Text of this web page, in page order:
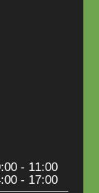
- 11:00
- 17:00